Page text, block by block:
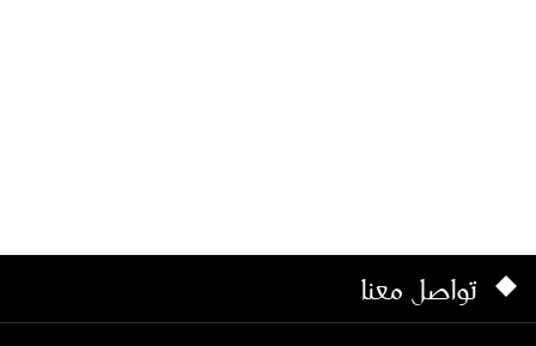
تواصل معنا